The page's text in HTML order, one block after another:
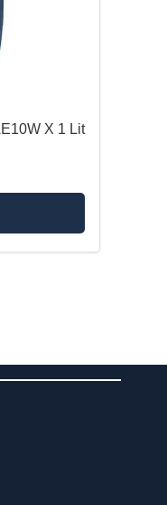
X 1 Lit